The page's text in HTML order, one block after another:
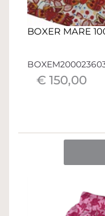
BOXER MARE
€ 150,00